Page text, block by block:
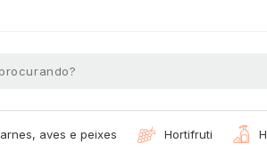
carnes, aves e peixes hortifruti